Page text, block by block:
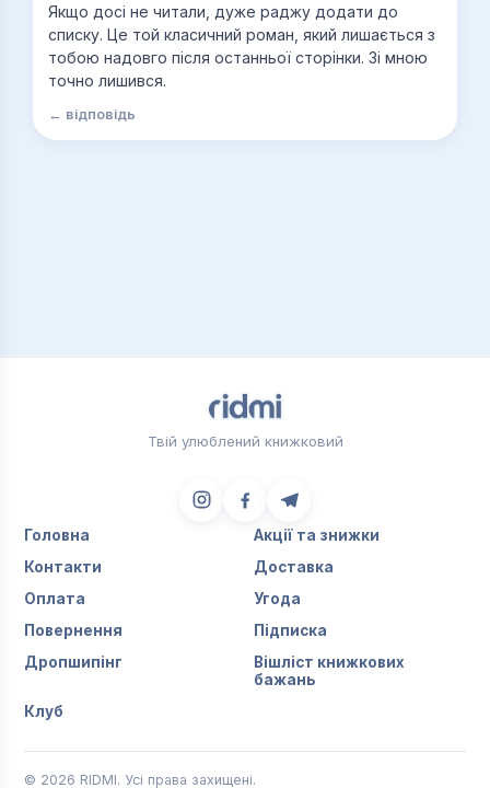
Якщо досі не читали, дуже раджу додати до
списку. Це той класичний роман, який лишається з
тобою надовго після останньої сторінки. Зі мною
точно лишився.
← відповідь
Твій улюблений книжковий
Головна
Акції та знижки
Контакти
Доставка
Оплата
Угода
Повернення
Підписка
Дропшипінг
Вішліст книжкових
бажань
Клуб
© 2026 RIDMI. Усі права захищені.